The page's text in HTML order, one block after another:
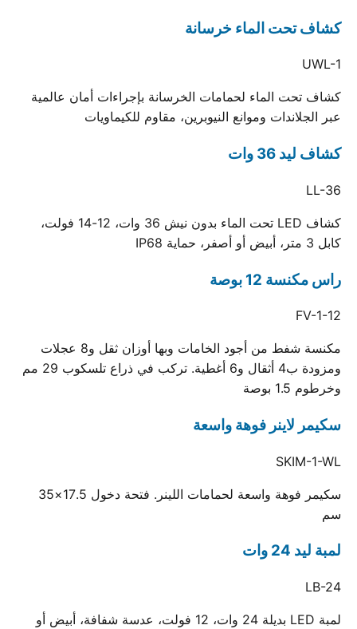
كشاف تحت الماء خرسانة
UWL-1
كشاف تحت الماء لحمامات الخرسانة بإجراءات أمان عالمية
عبر الجلاندات وموانع النيوبرين، مقاوم للكيماويات
كشاف ليد 36 وات
LL-36
كشاف LED تحت الماء بدون نيش 36 وات، 12-14 فولت،
كابل 3 متر، أبيض أو أصفر، حماية IP68
راس مكنسة 12 بوصة
FV-1-12
مكنسة شفط من أجود الخامات وبها أوزان ثقل و8 عجلات
ومزودة ب4 أثقال و6 أغطية. تركب في ذراع تلسكوب 29 مم
وخرطوم 1.5 بوصة
سكيمر لاينر فوهة واسعة
SKIM-1-WL
سكيمر فوهة واسعة لحمامات اللينر. فتحة دخول 17.5×35
سم
لمبة ليد 24 وات
LB-24
لمبة LED بديلة 24 وات، 12 فولت، عدسة شفافة، أبيض أو